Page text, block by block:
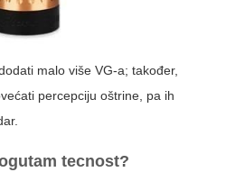
malo više VG-a; također,
percepciju oštrine, pa ih
tecnost?